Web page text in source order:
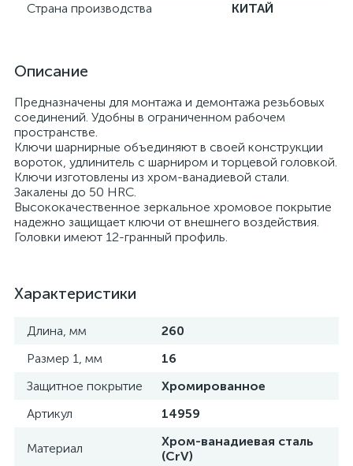
Страна производства
КИТАЙ
Описание
Предназначены для монтажа и демонтажа резьбовых
соединений. Удобны в ограниченном рабочем
пространстве.
Ключи шарнирные объединяют в своей конструкции
вороток, удлинитель с шарниром и торцевой головкой.
Ключи изготовлены из хром-ванадиевой стали.
Закалены до 50 HRC.
Высококачественное зеркальное хромовое покрытие
надежно защищает ключи от внешнего воздействия.
Головки имеют 12-гранный профиль.
Характеристики
Длина, мм
260
Размер 1, мм
16
Защитное покрытие
Хромированное
Артикул
14959
Материал
Хром-ванадиевая сталь
(CrV)